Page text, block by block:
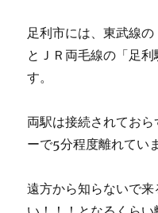
足利市には、東武線
とＪＲ両毛線の「足
す。
両駅は接続されてお
ーで5分程度離れてい
遠方から知らないで